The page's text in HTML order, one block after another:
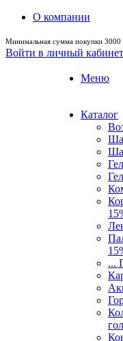
О компании
Минимальная сумма покупки 3000
Войти в личный кабинет
Меню
Каталог
...